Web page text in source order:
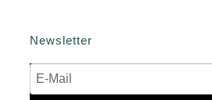
Newsletter